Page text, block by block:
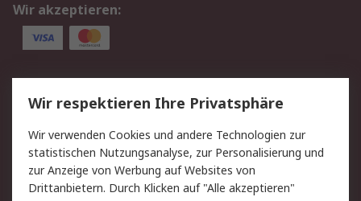
Wir akzeptieren:
Service
Value Added Services
Lieferlösungen
Rücksendungen
Kontakt
Hilfe
Privatkunden
Wir respektieren Ihre Privatsphäre
Wir verwenden Cookies und andere Technologien zur
statistischen Nutzungsanalyse, zur Personalisierung und
zur Anzeige von Werbung auf Websites von
Drittanbietern. Durch Klicken auf "Alle akzeptieren"